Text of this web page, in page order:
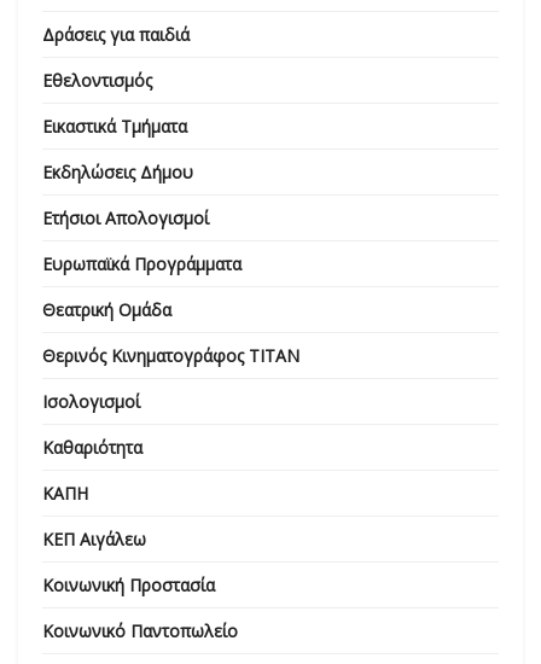
Δράσεις για παιδιά
Εθελοντισμός
Εικαστικά Τμήματα
Εκδηλώσεις Δήμου
Ετήσιοι Απολογισμοί
Ευρωπαϊκά Προγράμματα
Θεατρική Ομάδα
Θερινός Κινηματογράφος ΤΙΤΑΝ
Ισολογισμοί
Καθαριότητα
ΚΑΠΗ
ΚΕΠ Αιγάλεω
Κοινωνική Προστασία
Κοινωνικό Παντοπωλείο